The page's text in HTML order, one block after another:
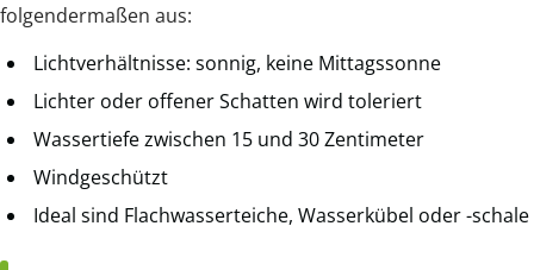
folgendermaßen aus:
Lichtverhältnisse: sonnig, keine Mittagssonne
Lichter oder offener Schatten wird toleriert
Wassertiefe zwischen 15 und 30 Zentimeter
Windgeschützt
Ideal sind Flachwasserteiche, Wasserkübel oder -schale